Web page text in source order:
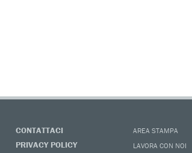
CONTATTACI
PRIVACY POLICY
AREA STAMPA
LAVORA CON NOI